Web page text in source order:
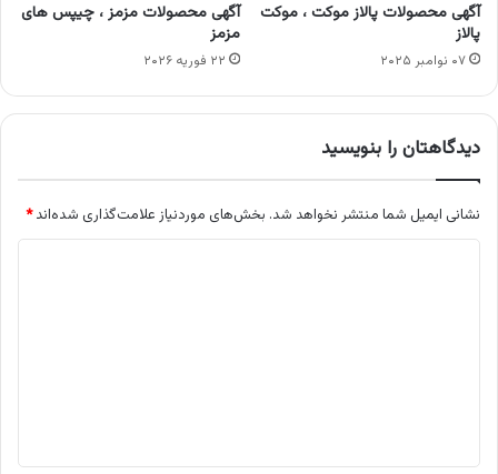
آگهی محصولات پالاز موکت ، موکت
پالاز
۰۷ نوامبر ۲۰۲۵
آگهی محصولات مزمز ، چیپس های
مزمز
۲۲ فوریه ۲۰۲۶
دیدگاهتان را بنویسید
نشانی ایمیل شما منتشر نخواهد شد. بخش‌های موردنیاز علامت‌گذاری شده‌اند*